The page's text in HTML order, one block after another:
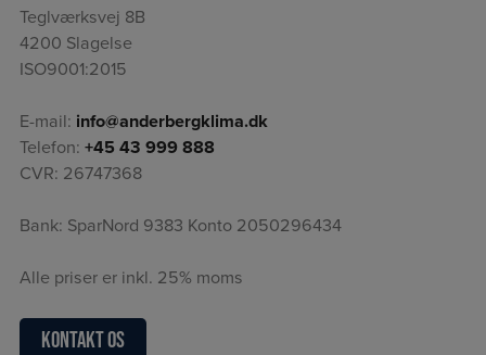
Teglværksvej 8B
4200 Slagelse
ISO9001:2015
E-mail: info@anderbergklima.dk
Telefon: +45 43 999 888
CVR: 26747368
Bank: SparNord 9383 Konto 2050296434
Alle priser er inkl. 25% moms
Kontakt os